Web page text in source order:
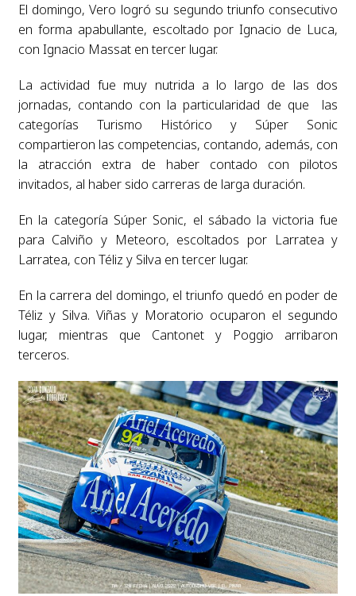
El domingo, Vero logró su segundo triunfo consecutivo
en forma apabullante, escoltado por Ignacio de Luca,
con Ignacio Massat en tercer lugar.
La actividad fue muy nutrida a lo largo de las dos
jornadas, contando con la particularidad de que las
categorías Turismo Histórico y Súper Sonic
compartieron las competencias, contando, además, con
la atracción extra de haber contado con pilotos
invitados, al haber sido carreras de larga duración.
En la categoría Súper Sonic, el sábado la victoria fue
para Calviño y Meteoro, escoltados por Larratea y
Larratea, con Téliz y Silva en tercer lugar.
En la carrera del domingo, el triunfo quedó en poder de
Téliz y Silva. Viñas y Moratorio ocuparon el segundo
lugar, mientras que Cantonet y Poggio arribaron
terceros.